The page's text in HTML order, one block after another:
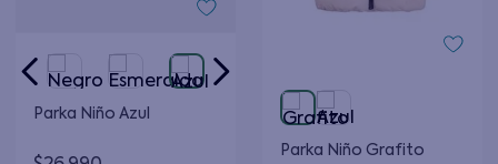
Parka Niño Azul
Parka Niño Grafito